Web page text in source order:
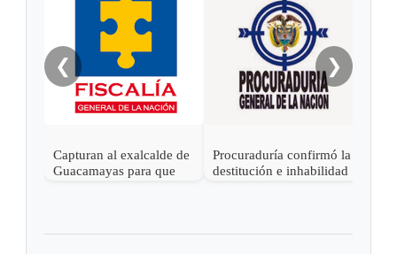
❮
Capturan al exalcalde de
Guacamayas para que
Procuraduría confirmó la
destitución e inhabilidad
❯